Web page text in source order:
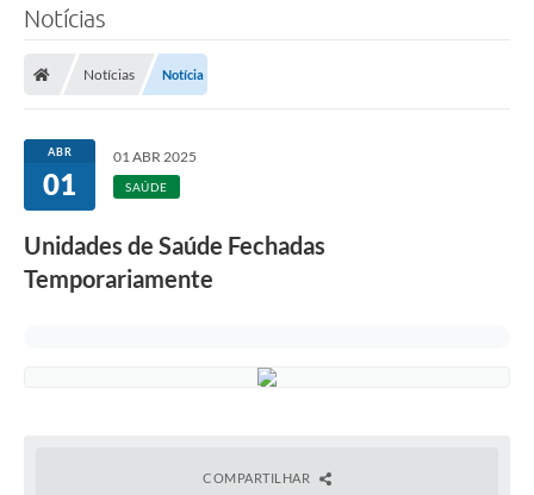
Notícias
Notícias Notícia
ABR
01
01 ABR 2025
SAÚDE
Unidades de Saúde Fechadas
Temporariamente
COMPARTILHAR